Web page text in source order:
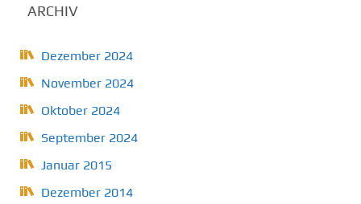
ARCHIV
Dezember 2024
November 2024
Oktober 2024
September 2024
Januar 2015
Dezember 2014